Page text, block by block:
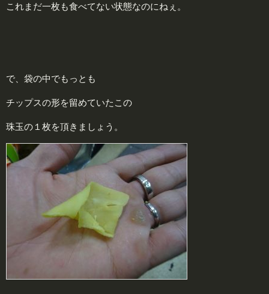
これまだ一枚も食べてない状態なのにねぇ。
で、袋の中でもっとも
チップスの形を留めていたこの
珠玉の１枚を頂きましょう。